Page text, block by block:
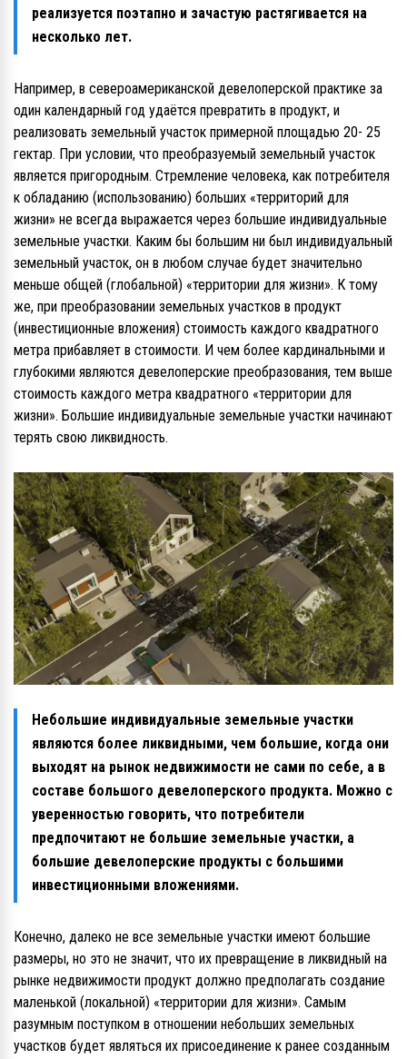
реализуется поэтапно и зачастую растягивается на
несколько лет.
Например, в североамериканской девелоперской практике за
один календарный год удаётся превратить в продукт, и
реализовать земельный участок примерной площадью 20- 25
гектар. При условии, что преобразуемый земельный участок
является пригородным. Стремление человека, как потребителя
к обладанию (использованию) больших «территорий для
жизни» не всегда выражается через большие индивидуальные
земельные участки. Каким бы большим ни был индивидуальный
земельный участок, он в любом случае будет значительно
меньше общей (глобальной) «территории для жизни». К тому
же, при преобразовании земельных участков в продукт
(инвестиционные вложения) стоимость каждого квадратного
метра прибавляет в стоимости. И чем более кардинальными и
глубокими являются девелоперские преобразования, тем выше
стоимость каждого метра квадратного «территории для
жизни». Большие индивидуальные земельные участки начинают
терять свою ликвидность.
Небольшие индивидуальные земельные участки
являются более ликвидными, чем большие, когда они
выходят на рынок недвижимости не сами по себе, а в
составе большого девелоперского продукта. Можно с
уверенностью говорить, что потребители
предпочитают не большие земельные участки, а
большие девелоперские продукты с большими
инвестиционными вложениями.
Конечно, далеко не все земельные участки имеют большие
размеры, но это не значит, что их превращение в ликвидный на
рынке недвижимости продукт должно предполагать создание
маленькой (локальной) «территории для жизни». Самым
разумным поступком в отношении небольших земельных
участков будет являться их присоединение к ранее созданным